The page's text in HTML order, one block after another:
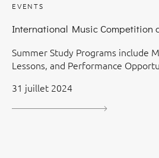
EVENTS
International Music Competition
Summer Study Programs include
Lessons, and Performance
31 juillet 2024